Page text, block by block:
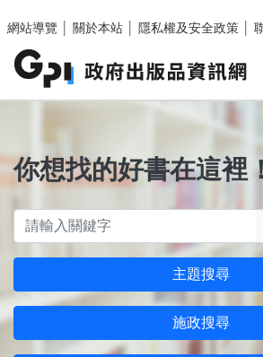
網站導覽
關於本站 隱私權及安全政策
你想找的好書在這裡！
主題搜尋
施政搜尋